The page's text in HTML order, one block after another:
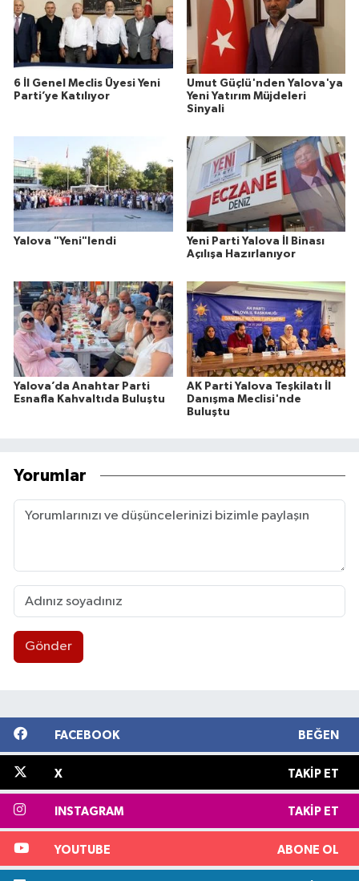
6 İl Genel Meclis Üyesi Yeni
Parti’ye Katılıyor
Umut Güçlü'nden Yalova'ya
Yeni Yatırım Müjdeleri
Sinyali
Yalova "Yeni"lendi
Yeni Parti Yalova İl Binası
Açılışa Hazırlanıyor
Yalova’da Anahtar Parti
Esnafla Kahvaltıda Buluştu
AK Parti Yalova Teşkilatı İl
Danışma Meclisi'nde
Buluştu
Yorumlar
Gönder
FACEBOOK BEĞEN
X TAKIP ET
INSTAGRAM TAKIP ET
YOUTUBE ABONE OL